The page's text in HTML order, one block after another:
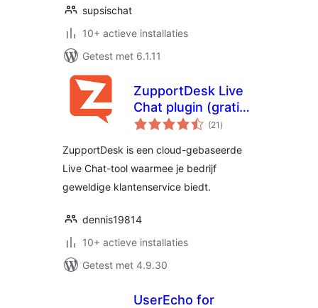
supsischat
10+ actieve installaties
Getest met 6.1.11
ZupportDesk Live
Chat plugin (gratis
& betaalde
(21 totaal
waarderingen
)
ZupportDesk is een cloud-gebaseerde
Live Chat-tool waarmee je bedrijf
geweldige klantenservice biedt.
dennis19814
10+ actieve installaties
Getest met 4.9.30
UserEcho for